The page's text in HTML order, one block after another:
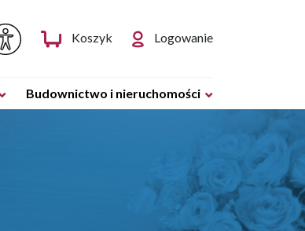
Logowanie
Koszyk
Budownictwo i nieruchomości